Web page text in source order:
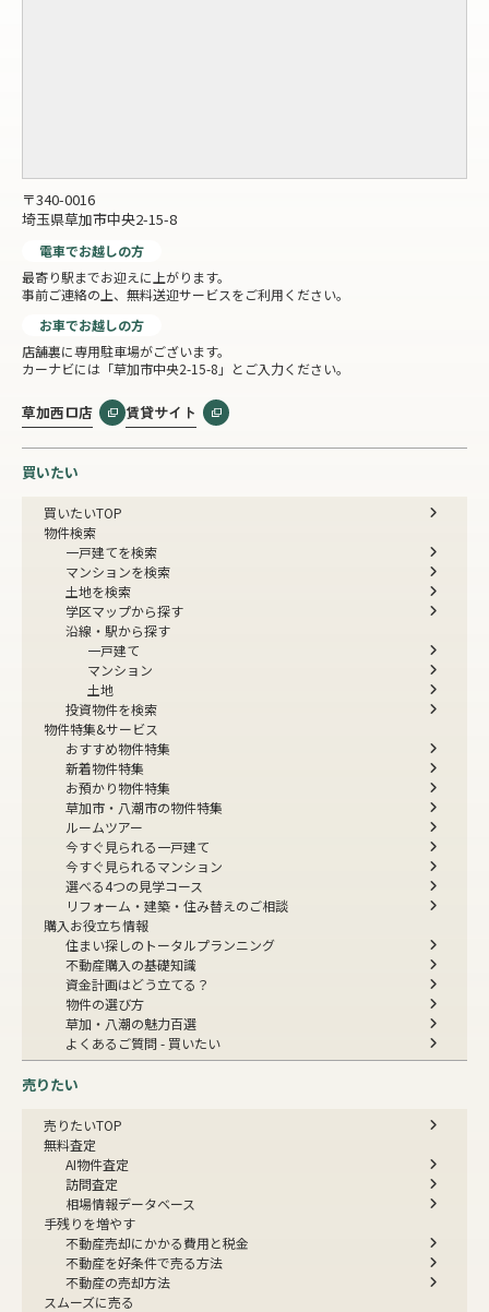
〒340-0016
埼玉県草加市中央2-15-8
電車でお越しの方
最寄り駅までお迎えに上がります。
事前ご連絡の上、無料送迎サービスをご利用ください。
お車でお越しの方
店舗裏に専用駐車場がございます。
カーナビには「草加市中央2-15-8」とご入力ください。
草加西口店 賃貸サイト
買いたい
買いたいTOP
物件検索
一戸建てを検索
マンションを検索
土地を検索
学区マップから探す
沿線・駅から探す
一戸建て
マンション
土地
投資物件を検索
物件特集&サービス
おすすめ物件特集
新着物件特集
お預かり物件特集
草加市・八潮市の物件特集
ルームツアー
今すぐ見られる一戸建て
今すぐ見られるマンション
選べる4つの見学コース
リフォーム・建築・住み替えのご相談
購入お役立ち情報
住まい探しのトータルプランニング
不動産購入の基礎知識
資金計画はどう立てる？
物件の選び方
草加・八潮の魅力百選
よくあるご質問 - 買いたい
売りたい
売りたいTOP
無料査定
AI物件査定
訪問査定
相場情報データベース
手残りを増やす
不動産売却にかかる費用と税金
不動産を好条件で売る方法
不動産の売却方法
スムーズに売る